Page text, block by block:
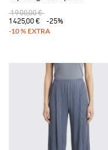
1 900,00 €
1 425,00 €
-25%